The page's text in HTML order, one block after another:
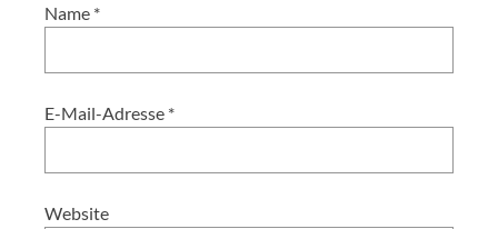
Name *
E-Mail-Adresse *
Website